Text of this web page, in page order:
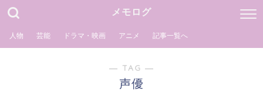
メモログ
人物 芸能 ドラマ・映画 アニメ 記事一覧へ
― TAG ―
声優